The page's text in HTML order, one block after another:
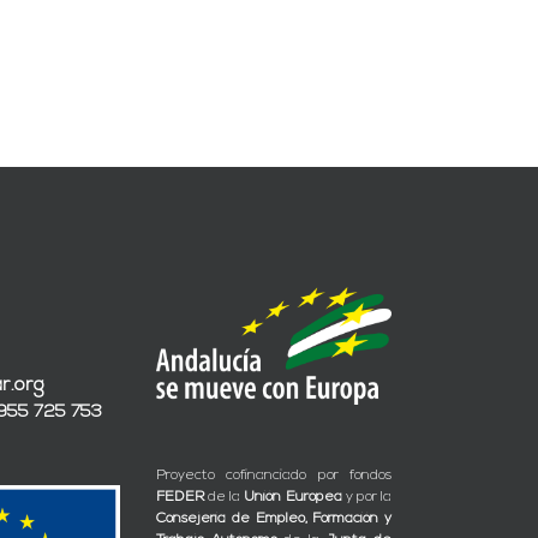
725 753
Proyecto cofinanciado por fondos
FEDERde la Unión Europeay por la
Consejería de Empleo, Formación y